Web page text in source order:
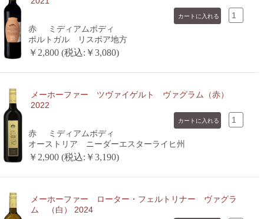
赤
ミディアムボディ
ポルトガル リスボア地方
￥2,800 (税込:￥3,080)
メーホーファー ツヴァイゲルト ヴァグラム（赤）
2022
赤
ミディアムボディ
オーストリア ニーダーエスターライヒ州
￥2,900 (税込:￥3,190)
メーホーファー ローター・フェルトリナー ヴァグラ
ム （白） 2024